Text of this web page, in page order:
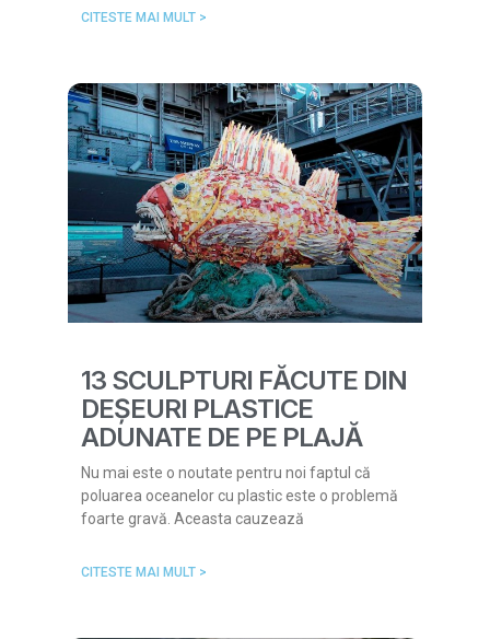
CITESTE MAI MULT >
13 SCULPTURI FĂCUTE DIN
DEȘEURI PLASTICE
ADUNATE DE PE PLAJĂ
Nu mai este o noutate pentru noi faptul că
poluarea oceanelor cu plastic este o problemă
foarte gravă. Aceasta cauzează
CITESTE MAI MULT >